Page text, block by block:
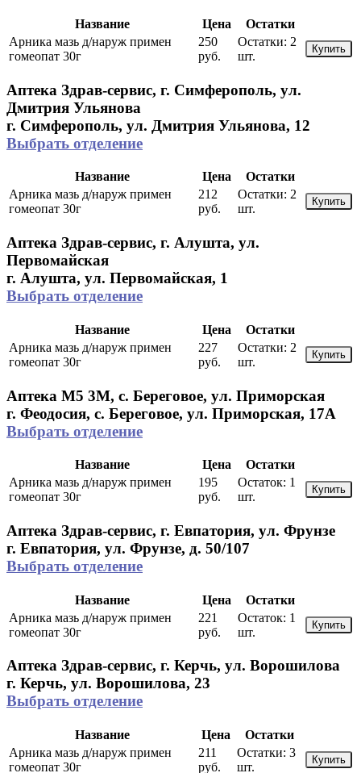
Название Цена
Остатки
Арника мазь д/наруж примен
гомеопат 30г
250
руб.
Остатки: 2
шт.
Купить
Аптека Здрав-сервис, г. Симферополь, ул.
Дмитрия Ульянова
г. Симферополь, ул. Дмитрия Ульянова, 12
Выбрать отделение
Название Цена
Остатки
Арника мазь д/наруж примен
гомеопат 30г
212
руб.
Остатки: 2
шт.
Купить
Аптека Здрав-сервис, г. Алушта, ул.
Первомайская
г. Алушта, ул. Первомайская, 1
Выбрать отделение
Название Цена
Остатки
Арника мазь д/наруж примен
гомеопат 30г
227
руб.
Остатки: 2
шт.
Купить
Аптека М5 3М, с. Береговое, ул. Приморская
г. Феодосия, с. Береговое, ул. Приморская, 17А
Выбрать отделение
Название Цена
Остатки
Арника мазь д/наруж примен
гомеопат 30г
195
руб.
Остаток: 1
шт.
Купить
Аптека Здрав-сервис, г. Евпатория, ул. Фрунзе
г. Евпатория, ул. Фрунзе, д. 50/107
Выбрать отделение
Название Цена
Остатки
Арника мазь д/наруж примен
гомеопат 30г
221
руб.
Остаток: 1
шт.
Купить
Аптека Здрав-сервис, г. Керчь, ул. Ворошилова
г. Керчь, ул. Ворошилова, 23
Выбрать отделение
Название Цена
Остатки
Арника мазь д/наруж примен
гомеопат 30г
211
руб.
Остатки: 3
шт.
Купить